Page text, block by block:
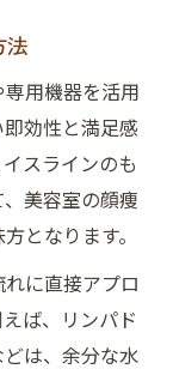
法
用機器を活用
効性と満足感
スラインのも
美容室の顔痩
となります。
に直接アプロ
ば、リンパド
は、余分な水